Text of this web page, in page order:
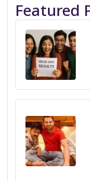
Featured